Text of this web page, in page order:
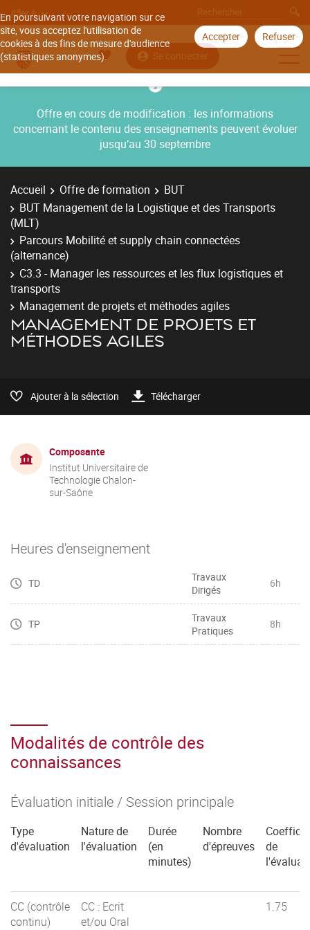
En poursuivant votre navigation sur ce
site, vous acceptez l'utilisation de
cookies à des fins de mesure d'audience
(statistiques anonymes).
Accepter Refuser
Aller à
Se connecter
Offre en cours de modification : les informations
concernant le contenu des enseignements peuvent évoluer
jusqu’au 30 septembre
Accueil Offre de formation
BUT
BUT Management de la Logistique et des Transports
(MLT)
Parcours Mobilité et supply chain connectées
(alternance)
C3.3 - Manager les ressources et les flux logistiques et
transports
Management de projets et méthodes agiles
MANAGEMENT DE PROJETS ET
MÉTHODES AGILES
Ajouter à la sélection Télécharger
Composante
Institut Universitaire de
Technologie Chalon-
sur-Saône
Heures d'enseignement
TD
Travaux
Dirigés
6h
TP
Travaux
Pratiques
8h
Modalités de contrôle des
connaissances
Évaluation initiale / Session principale
Type
d'évaluation
Nature de
l'évaluation
Durée
(en
minutes)
Nombre
d'épreuves
de
CC (contrôle
continu)
CC : Ecrit
et/ou Oral
1.75